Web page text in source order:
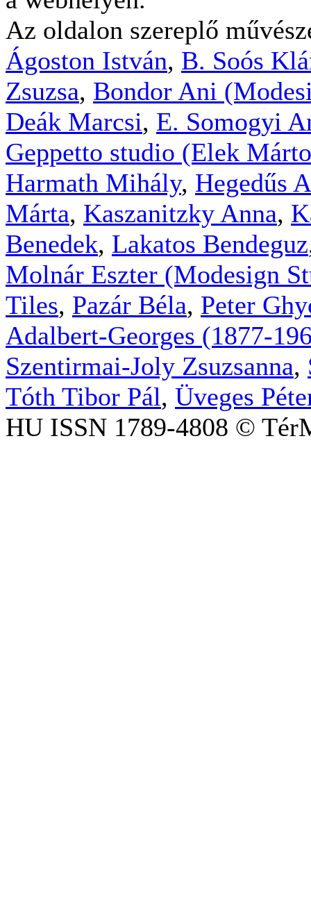
Az oldalon szereplő
Ágoston István, B. Soós
Zsuzsa, Bondor Ani
Deák Marcsi, E. Somogyi
Geppetto studio (Elek
Harmath Mihály, Hegedűs
Márta, Kaszanitzky Anna,
Benedek, Lakatos Bendeguz
Molnár Eszter (Modesign
Tiles, Pazár Béla, Peter
Adalbert-Georges (1877-
Szentirmai-Joly Zsuzsanna,
Tóth Tibor Pál, Üveges
HU ISSN 1789-4808 ©